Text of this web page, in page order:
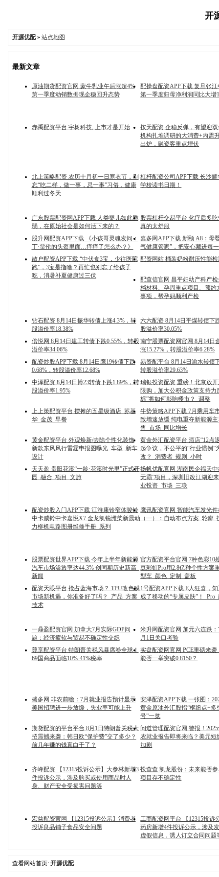
开
开源优配» 站点地图
最新文章
原油期货配资官网 蒙牛乳业午后涨超4%
第一季度动销数据现企稳回升态势
配操盘配资APP下载 复旦张
第一季度归母净利润同比大增
赤禹配资平台 宇树科技, 上市才是开始
按天配资 企稳反弹，有望迎
机构扎堆调研的大消费+内需
出炉，融资客重点埋伏
北上策略配资 农历十月初一日寒衣节，别
忘“吃二样，做一事，忌一事”习俗，健康
顺利过冬天
杠杆配资公司APP下载 长沙
学校读书日期！
广东股票配资网APP下载 人类婴儿如此脆
弱，在原始社会是如何活下来的？
股票杠杆交易平台 化疗后多
真的太舒服
股升网配资APP下载 《小孩哥灵魂发问：
丁·贾伦的头盔里面…痒痒了怎么办？》
嘉多网APP下载 新颐 A8：母
气健康管家”，把安心藏进每
散户配资APP下载 “中伏食3宝，少往医院
跑”，3宝是指啥？再忙也别忘了给孩子
吃，消暑补夏健康过三伏
配资网站 桶装奶粉耐压性能
配查信官网 昌平妇幼产科产
档材料、孕周重点项目、预约
事项，帮孕妈顺利产检
钻石配资 8月14日振华转债上涨4.3%，转
股溢价率18.38%
六六配资 8月14日平煤转债下
股溢价率30.05%
倍悦网 8月14日建工转债下跌0.55%，转股
溢价率34.06%
南宁股票配资网官网 8月14日
涨15.27%，转股溢价率6.28%
配资炒股APP下载 8月14日鹰19转债下跌
0.68%，转股溢价率12.68%
易资配平台 8月14日渝水转债
转股溢价率29.63%
中泽配资 8月14日博23转债下跌1.89%，转
股溢价率1.95%
瑞银投资配资 重磅！北京放
限购，加大公积金政策支持力
标”将如何影响楼市？_调整
上上策配资平台 摆摊的五星级酒店_苏基
华_金茂_早餐
牛势策略APP下载 7月乘用车
致增速放缓 纯电重夺新能源
售_市场_同比增长
黄金配资平台 外观焕新/去除个性化装饰
新款东风风行雷霆申报图曝光_车型_新车_
设计
黄金外汇配资平台 酒店“12点
起争议，不公平的“行业惯例”
改？_消费者_规则_小时
天天盈 贵阳花溪“一龄·花溪时光里”正式开
园_融合_项目_文旅
扬帆优配官网 湖南民企福天
无霸”项目，深圳旧改江湖迎
业投资_市场_三联
配资炒股入门APP下载 江淮康铃窄体骏铃
中卡威铃中卡嘉悦X7 金龙凯锐潍柴新晨动
力柳机电路图册维修手册_系列
鹰讯配资官网 智能汽车发光
（一）：自动布点方案_轮廓_
股票配资世界APP下载 今年上半年新能源
汽车市场渗透率达44.3% 创同期历史新高_
新闻
官方配资平台官网 7种色彩10
豆彩虹Pro用2.8亿种个性方案
型车_颜色_定制_盖板
配资天眼平台 抢占蓝海市场？ TPU改色膜
市场新机遇，你准备好了吗？_产品_方案_
技术
1号配资APP下载 E人狂喜，
成了移动的“专属皮肤”！
一鼎盈配资官网 加拿大7月实际GDP问
题：经济疲软与贸易不确定性交织
米升网配资官网 加元六连跌
月1日关口考验
尊享配资平台 特朗普关税风暴席卷全球！
69国商品面临10%-41%税率
实盘配资网官网 PCE重磅来
能否一举突破0.8150？
盛多网 非农前瞻：7月就业报告预计显示
美国招聘进一步放缓，失业率可能上升
安泽配资APP下载 一张图：
黄金原油外汇股指“枢纽点+多
号”一览
期货配资的平台平台 8月1日特朗普关税大
招震撼来袭：韩日欧“保护费”交了多少？
前几年赚的钱真白干了？
问道管理配资官网 警报！
农就业报告即将来临？美元短
加剧
齐峰配资 【12315投诉公示】大参林新增3
件投诉公示，涉及购买或使用商品时人
身、财产安全受损害问题等
投查查 凯龙股份：未来能否
项目存不确定性
宏益配资官网 【12315投诉公示】消费者
投诉良品铺子食品安全问题
工商配资网平台 【12315投诉
药房新增4件投诉公示，涉及
虚假信息，诱人订立合同问题
查看网站首页: 开源优配